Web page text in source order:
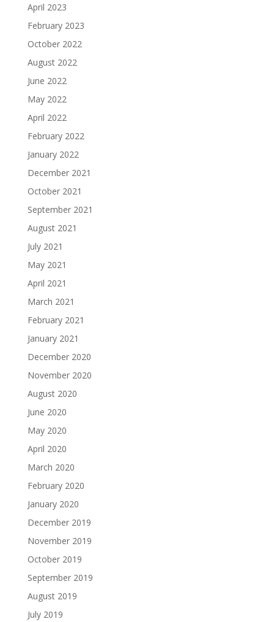
April 2023
February 2023
October 2022
August 2022
June 2022
May 2022
April 2022
February 2022
January 2022
December 2021
October 2021
September 2021
August 2021
July 2021
May 2021
April 2021
March 2021
February 2021
January 2021
December 2020
November 2020
August 2020
June 2020
May 2020
April 2020
March 2020
February 2020
January 2020
December 2019
November 2019
October 2019
September 2019
August 2019
July 2019